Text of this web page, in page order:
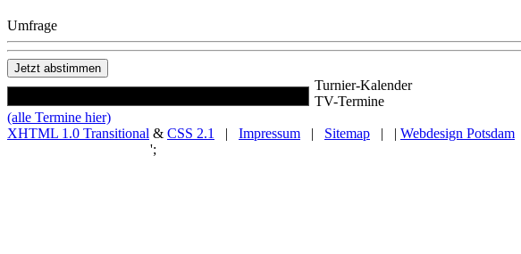
Umfrage
Turnier-Kalender
TV-Termine
(alle Termine hier)
XHTML 1.0 Transitional & CSS 2.1 | Impressum | Sitemap | | Webdesign Potsdam
';